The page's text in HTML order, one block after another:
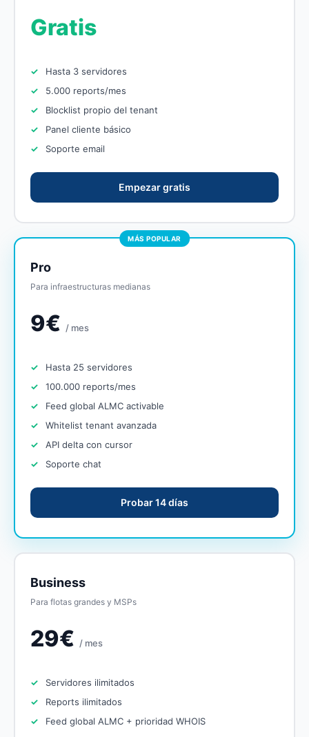
Gratis
Hasta 3 servidores
5.000 reports/mes
Blocklist propio del tenant
Panel cliente básico
Soporte email
Empezar gratis
MÁS POPULAR
Pro
Para infraestructuras medianas
9€ / mes
Hasta 25 servidores
100.000 reports/mes
Feed global ALMC activable
Whitelist tenant avanzada
API delta con cursor
Soporte chat
Probar 14 días
Business
Para flotas grandes y MSPs
29€ / mes
Servidores ilimitados
Reports ilimitados
Feed global ALMC + prioridad WHOIS